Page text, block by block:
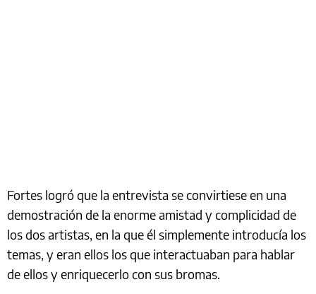
Fortes logró que la entrevista se convirtiese en una
demostración de la enorme amistad y complicidad de
los dos artistas, en la que él simplemente introducía los
temas, y eran ellos los que interactuaban para hablar
de ellos y enriquecerlo con sus bromas.